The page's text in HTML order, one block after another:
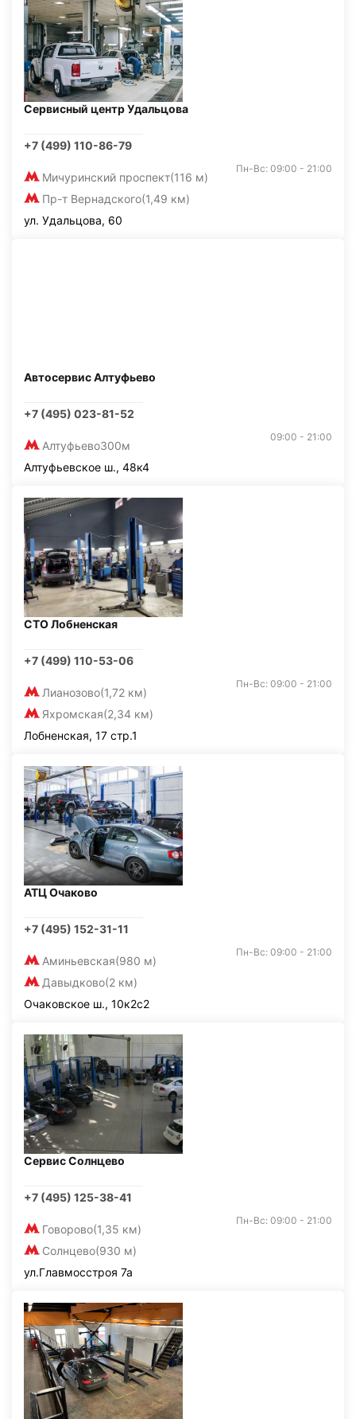
Сервисный центр Удальцова
+7 (499) 110-86-79
Мичуринский проспект(116 м)
Пр-т Вернадского(1,49 км)
Пн-Вс: 09:00 - 21:00
ул. Удальцова, 60
Автосервис Алтуфьево
+7 (495) 023-81-52
Алтуфьево300м
09:00 - 21:00
Алтуфьевское ш., 48к4
СТО Лобненская
+7 (499) 110-53-06
Лианозово(1,72 км)
Яхромская(2,34 км)
Пн-Вс: 09:00 - 21:00
Лобненская, 17 стр.1
АТЦ Очаково
+7 (495) 152-31-11
Аминьевская(980 м)
Давыдково(2 км)
Пн-Вс: 09:00 - 21:00
Очаковское ш., 10к2с2
Сервис Солнцево
+7 (495) 125-38-41
Говорово(1,35 км)
Солнцево(930 м)
Пн-Вс: 09:00 - 21:00
ул.Главмосстроя 7а